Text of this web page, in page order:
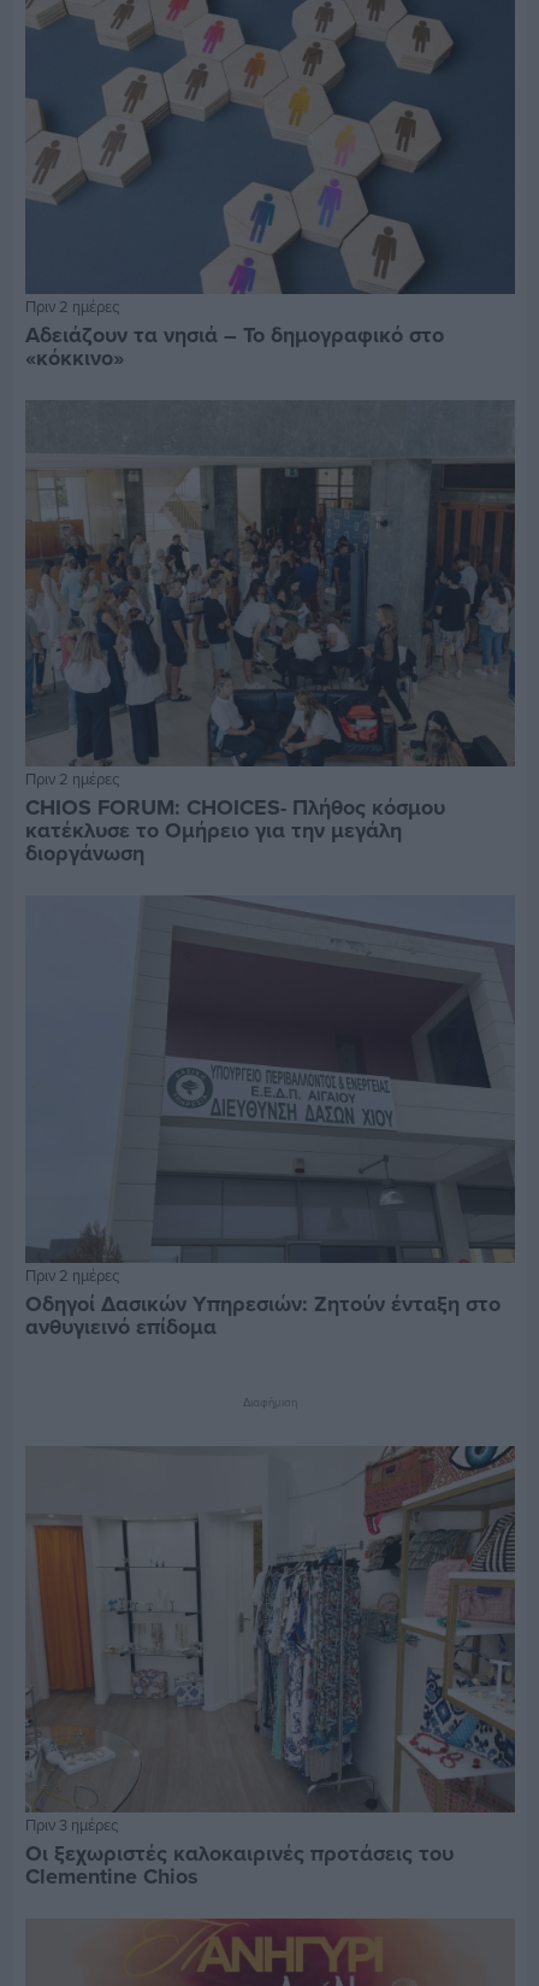
Πριν 2 ημέρες
Αδειάζουν τα νησιά – Το δημογραφικό στο
«κόκκινο»
Πριν 2 ημέρες
CHIOS FORUM: CHOICES- Πλήθος κόσμου
κατέκλυσε το Ομήρειο για την μεγάλη
διοργάνωση
Πριν 2 ημέρες
Οδηγοί Δασικών Υπηρεσιών: Ζητούν ένταξη στο
ανθυγιεινό επίδομα
Διαφήμιση
Πριν 3 ημέρες
Οι ξεχωριστές καλοκαιρινές προτάσεις του
Clementine Chios